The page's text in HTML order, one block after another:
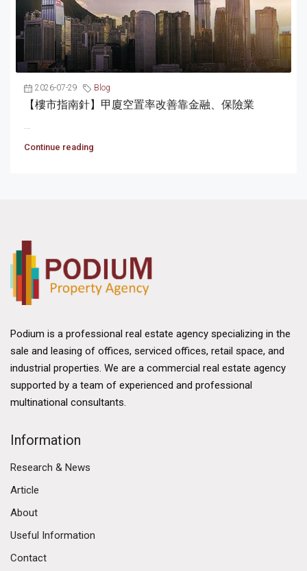
2026-07-29 Blog
【樓市指南針】甲廈空置率改善靠金融、保險業
...
Continue reading
Podium is a professional real estate agency specializing in the
sale and leasing of offices, serviced offices, retail space, and
industrial properties. We are a commercial real estate agency
supported by a team of experienced and professional
multinational consultants.
Information
Research & News
Article
About
Useful Information
Contact